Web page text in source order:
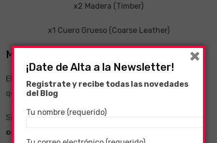
x2 Madera (Timber)
x1 Cuero Grueso (Coarse Leather)
Materiales requeridos:
El Metal Estelar (Starmetal) se puede extraer una vez
que alcanzas el nivel 100 de habilidad.
Si elaboras unpicocon elamuleto de minero de
oricalco
¡Date de Alta a la Newsletter!
Registrate y recibe todas las novedades
del Blog
Tu nombre (requerido)
×